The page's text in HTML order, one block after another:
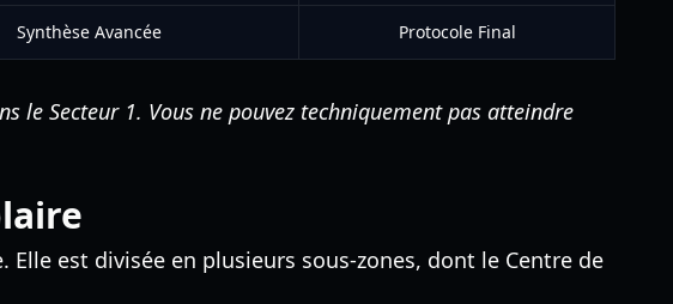
Synthèse Avancée Protocole Final
le Secteur 1. Vous ne pouvez techniquement pas atteindre
est divisée en plusieurs sous-zones, dont le Centre de